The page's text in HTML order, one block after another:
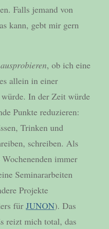
Falls jemand von
kann, gebt mir gern
, ob ich eine
allein in einer
In der Zeit würde
Punkte reduzieren:
Trinken und
schreiben. Als
immer
Seminararbeiten
Projekte
für JUNON). Das
reizt mich total, das